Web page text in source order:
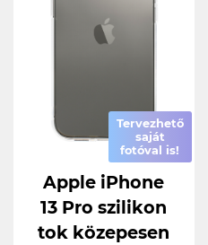
Tervezhető
saját
fotóval is!
Apple iPhone
13 Pro szilikon
tok közepesen